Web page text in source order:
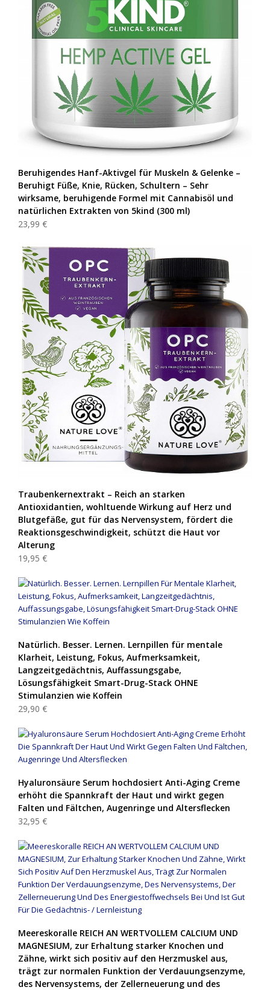
Beruhigendes Hanf-Aktivgel für Muskeln & Gelenke –
Beruhigt Füße, Knie, Rücken, Schultern – Sehr
wirksame, beruhigende Formel mit Cannabisöl und
natürlichen Extrakten von 5kind (300 ml)
23,99 €
Traubenkernextrakt – Reich an starken
Antioxidantien, wohltuende Wirkung auf Herz und
Blutgefäße, gut für das Nervensystem, fördert die
Reaktionsgeschwindigkeit, schützt die Haut vor
Alterung
19,95 €
Natürlich. Besser. Lernen. Lernpillen für mentale
Klarheit, Leistung, Fokus, Aufmerksamkeit,
Langzeitgedächtnis, Auffassungsgabe,
Lösungsfähigkeit Smart-Drug-Stack OHNE
Stimulanzien wie Koffein
29,90 €
Hyaluronsäure Serum hochdosiert Anti-Aging Creme
erhöht die Spannkraft der Haut und wirkt gegen
Falten und Fältchen, Augenringe und Altersflecken
32,95 €
Meereskoralle REICH AN WERTVOLLEM CALCIUM UND
MAGNESIUM, zur Erhaltung starker Knochen und
Zähne, wirkt sich positiv auf den Herzmuskel aus,
trägt zur normalen Funktion der Verdauungsenzyme,
des Nervensystems, der Zellerneuerung und des